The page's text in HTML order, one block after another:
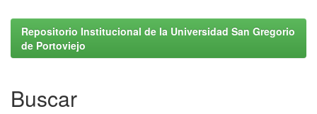
Repositorio Institucional de la Universidad San Gregorio
de Portoviejo
Buscar